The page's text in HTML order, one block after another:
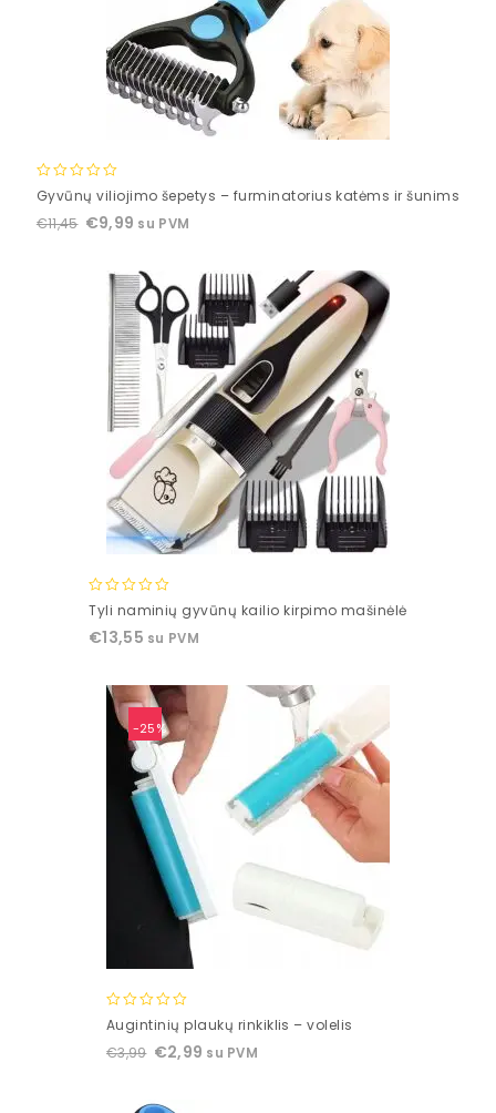
0
of
Gyvūnų viliojimo šepetys – furminatorius katėms ir šunims
€11,45 €9,99 su PVM
0
of
Tyli naminių gyvūnų kailio kirpimo mašinėlė
€13,55 su PVM
-25%
0
of
Augintinių plaukų rinkiklis – volelis
€3,99 €2,99 su PVM